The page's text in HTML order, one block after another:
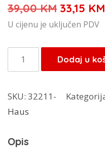
39,00KM Izvorna
cijena
je:
39,00
33,15 KM
U cijenu je uključen PDV
Berlinger
Haus
tava
BH-
količina
Dodaj u
SKU: 32211-
Haus
Opis